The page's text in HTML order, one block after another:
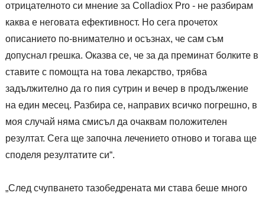
отрицателното си мнение за Colladiox Pro - не разбирам
каква е неговата ефективност. Но сега прочетох
описанието по-внимателно и осъзнах, че сам съм
допуснал грешка. Оказва се, че за да преминат болките в
ставите с помощта на това лекарство, трябва
задължително да го пия сутрин и вечер в продължение
на един месец. Разбира се, направих всичко погрешно, в
моя случай няма смисъл да очаквам положителен
резултат. Сега ще започна лечението отново и тогава ще
споделя резултатите си“.
„След счупването тазобедрената ми става беше много